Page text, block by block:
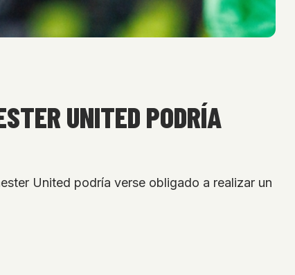
UNITED PODRÍA
United podría verse obligado a realizar un